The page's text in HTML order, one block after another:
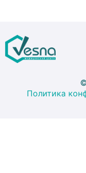
Политика